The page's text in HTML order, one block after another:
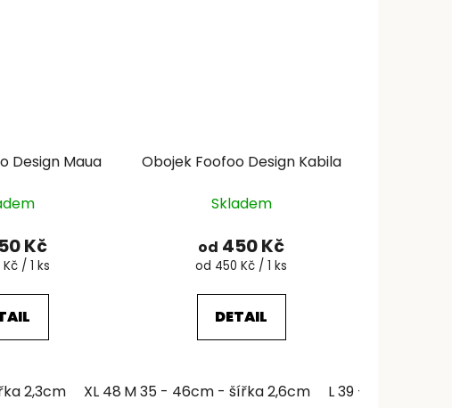
Design Maua
Kč
/ 1 ks
2,3cm XL 48 - 63cm - šířka 4,3cm
Obojek Foofoo Design Kabila
Skladem
od 450 Kč
Měrná
od 450 Kč / 1 ks
DETAIL
M 35 - 46cm - šířka 2,6cm L 39 - 51cm -